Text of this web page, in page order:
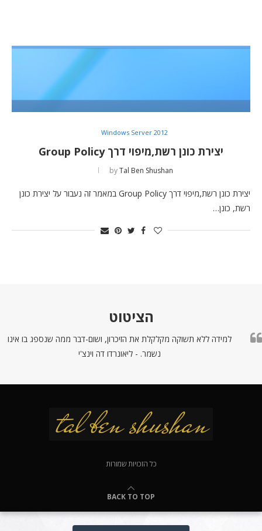
Windows Server 2012
יצירת כונן רשת,מיפוי דרך Group Policy
byTal Ben Shushan
יצירת כונן רשת,מיפוי דרך Group Policy במאמר זה נעבור על יצירת כונן
רשת, כונן…
הציטוט
למידה ללא תשוקה מקלקלת את הזיכרון, ושום-דבר ממה שנספג בו אינו
נשמר. - ליאונרדו דה וינצ'י
כל הזכויות שמורות
BACK TO TOP